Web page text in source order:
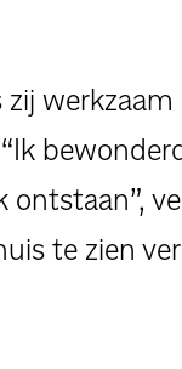
werkzaam
te zien